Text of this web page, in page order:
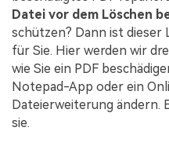
PDF OCR
PDF-Daten
PDF freigeben
eSign PDFs
Kontakt zum Support
Was ist NEU
Benutzerhandbuch
PDFelement für Windows
PDFelement für Mac
Datei vor dem Löschen
schützen? Dann ist dieser
für Sie. Hier werden wir
wie Sie ein PDF
Notepad-App oder ein
Dateierweiterung ändern.
sie.